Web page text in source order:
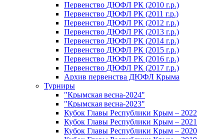
Первенство ДЮФЛ РК (2010 г.р.)
Первенство ДЮФЛ РК (2011 г.р.)
Первенство ДЮФЛ РК (2012 г.р.)
Первенство ДЮФЛ РК (2013 г.р.)
Первенство ДЮФЛ РК (2014 г.р.)
Первенство ДЮФЛ РК (2015 г.р.)
Первенство ДЮФЛ РК (2016 г.р.)
Первенство ДЮФЛ РК (2017 г.р.)
Архив первенства ДЮФЛ Крыма
Турниры
"Крымская весна-2024"
"Крымская весна-2023"
Кубок Главы Республики Крым – 2022
Кубок Главы Республики Крым – 2021
Кубок Главы Республики Крым – 2020